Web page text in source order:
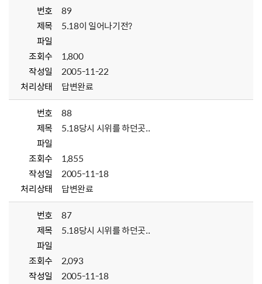
번호
89
제목
5.18이 일어나기전?
파일
조회수
1,800
작성일
2005-11-22
처리상태
답변완료
번호
88
제목
5.18당시 시위를 하던곳..
파일
조회수
1,855
작성일
2005-11-18
처리상태
답변완료
번호
87
제목
5.18당시 시위를 하던곳..
파일
조회수
2,093
작성일
2005-11-18